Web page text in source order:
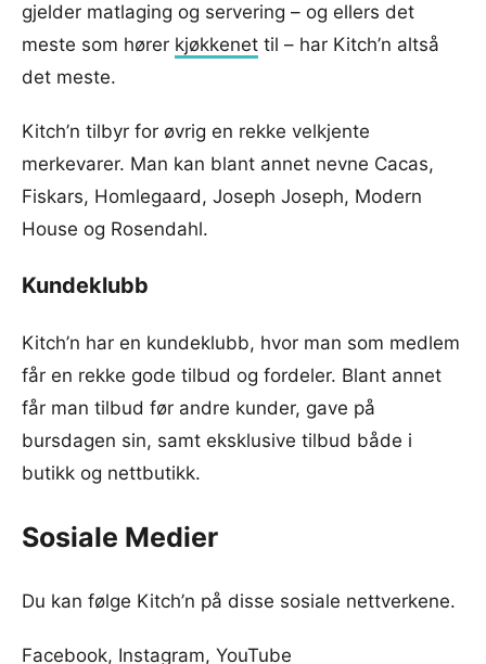
gjelder matlaging og servering – og ellers det
meste som hører kjøkkenet til – har Kitch’n altså
det meste.
Kitch’n tilbyr for øvrig en rekke velkjente
merkevarer. Man kan blant annet nevne Cacas,
Fiskars, Homlegaard, Joseph Joseph, Modern
House og Rosendahl.
Kundeklubb
Kitch’n har en kundeklubb, hvor man som medlem
får en rekke gode tilbud og fordeler. Blant annet
får man tilbud før andre kunder, gave på
bursdagen sin, samt eksklusive tilbud både i
butikk og nettbutikk.
Sosiale Medier
Du kan følge Kitch’n på disse sosiale nettverkene.
Facebook, Instagram, YouTube